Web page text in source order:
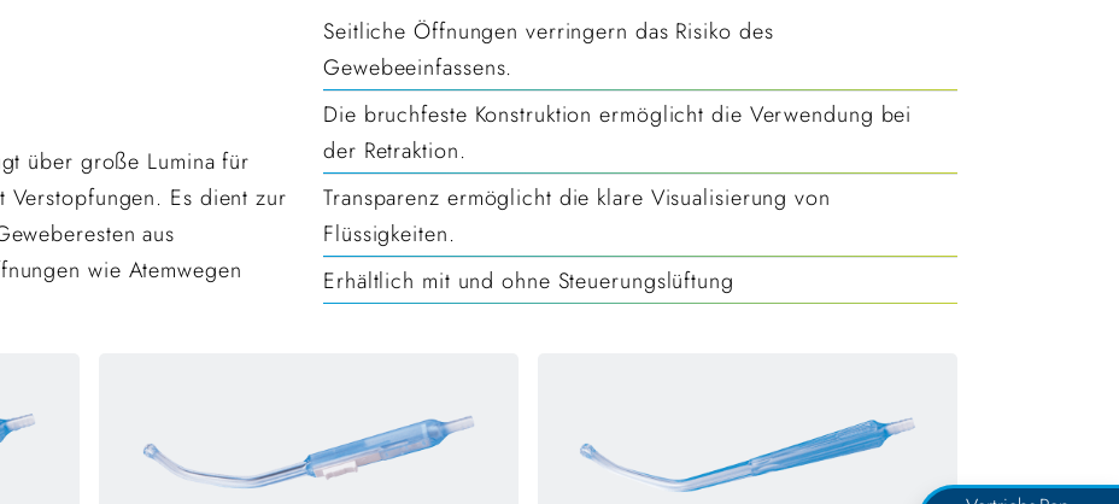
über große Lumina für
Verstopfungen. Es dient zur
aus
wie Atemwegen
Seitliche Öffnungen verringern das Risiko des
Gewebeeinfassens.
Die bruchfeste Konstruktion ermöglicht die Verwendung bei
der Retraktion.
Transparenz ermöglicht die klare Visualisierung von
Flüssigkeiten.
Erhältlich mit und ohne Steuerungslüftung